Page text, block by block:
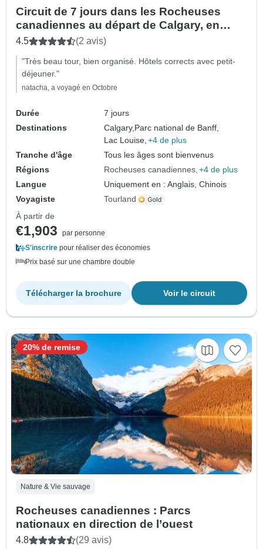
Circuit de 7 jours dans les Rocheuses
canadiennes au départ de Calgary, en
autocar et en train VIA Rail jusqu'à
Vancouver
4.5 (2 avis)
"Très beau tour, bien organisé. Hôtels corrects avec petit-
déjeuner."
natacha, a voyagé en Octobre
Durée
7 jours
Destinations
Calgary,Parc national de Banff,
Lac Louise, +4 de plus
Tranche d'âge
Tous les âges sont bienvenus
Régions
Rocheuses canadiennes +4 de plus
Langue
Uniquement en : Anglais, Chinois
Voyagiste
Tourland
À partir de
€1,903
par personne
S'inscrire pour réaliser des économies
Prix basé sur une chambre double
Voir le circuit
Télécharger la brochure
Nature & Vie sauvage
Rocheuses canadiennes : Parcs
nationaux en direction de l’ouest
4.8 (29 avis)
20% de remise